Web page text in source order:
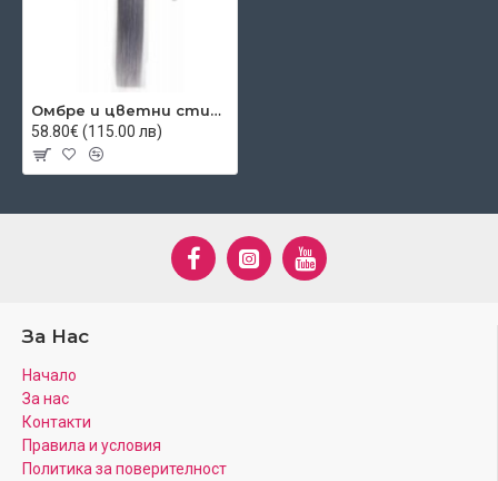
Омбре и цветни стикери - сребро
58.80€ (115.00 лв)
За Нас
Начало
За нас
Контакти
Правила и условия
Политика за поверителност